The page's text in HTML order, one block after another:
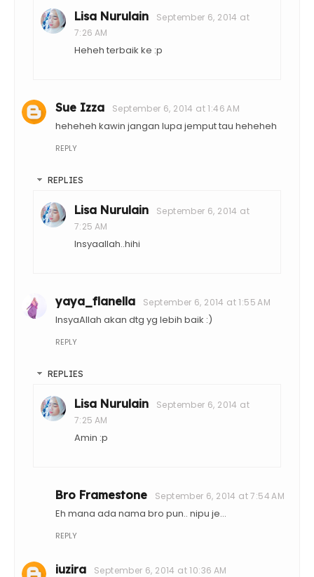
Lisa Nurulain
September 6, 2014 at
7:26 AM
Heheh terbaik ke :p
Sue Izza September 6, 2014 at 1:46 AM
heheheh kawin jangan lupa jemput tau heheheh
REPLY
REPLIES
Lisa Nurulain
September 6, 2014 at
7:25 AM
Insyaallah..hihi
yaya_flanella September 6, 2014 at 1:55 AM
InsyaAllah akan dtg yg lebih baik :)
REPLY
REPLIES
Lisa Nurulain
September 6, 2014 at
7:25 AM
Amin :p
Bro Framestone September 6, 2014 at 7:54 AM
Eh mana ada nama bro pun.. nipu je...
REPLY
iuzira September 6, 2014 at 10:36 AM